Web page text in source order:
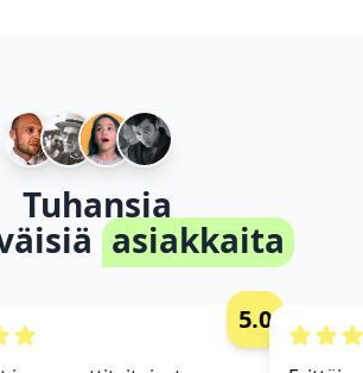
Tuhansia
asiakkaita
5.0